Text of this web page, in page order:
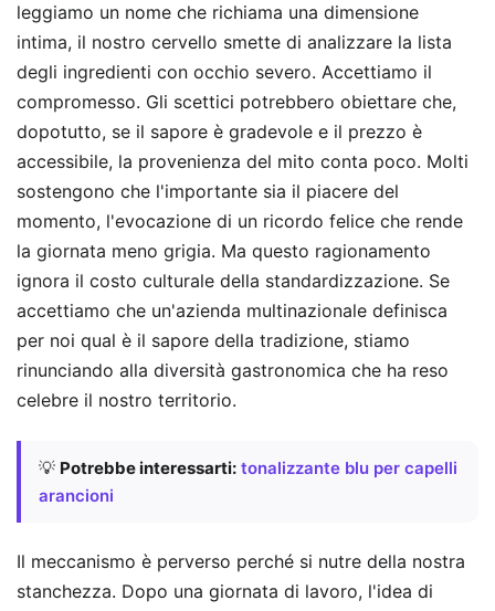
leggiamo un nome che richiama una dimensione
intima, il nostro cervello smette di analizzare la lista
degli ingredienti con occhio severo. Accettiamo il
compromesso. Gli scettici potrebbero obiettare che,
dopotutto, se il sapore è gradevole e il prezzo è
accessibile, la provenienza del mito conta poco. Molti
sostengono che l'importante sia il piacere del
momento, l'evocazione di un ricordo felice che rende
la giornata meno grigia. Ma questo ragionamento
ignora il costo culturale della standardizzazione. Se
accettiamo che un'azienda multinazionale definisca
per noi qual è il sapore della tradizione, stiamo
rinunciando alla diversità gastronomica che ha reso
celebre il nostro territorio.
💡 Potrebbe interessarti: tonalizzante blu per capelli
arancioni
Il meccanismo è perverso perché si nutre della nostra
stanchezza. Dopo una giornata di lavoro, l'idea di